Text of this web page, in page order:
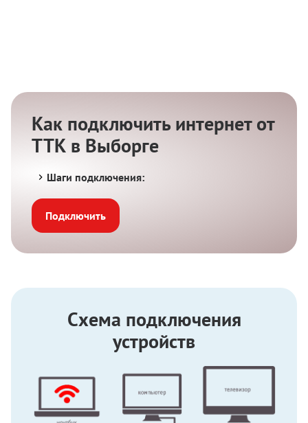
Как подключить интернет от
ТТК в Выборге
Шаги подключения:
Подключить
Схема подключения
устройств